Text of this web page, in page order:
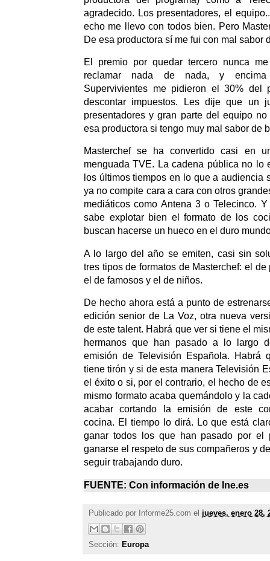
agradecido. Los presentadores, el
echo me llevo con todos bien. Pero
De esa productora sí me fui con mal sabor
El premio por quedar tercero nunca
reclamar nada de nada, y
Supervivientes me pidieron el 30% del
descontar impuestos. Les dije que un
presentadores y gran parte del equipo
esa productora si tengo muy mal sabor de
Masterchef se ha convertido casi en
menguada TVE. La cadena pública no lo
los últimos tiempos en lo que a audiencia
ya no compite cara a cara con otros
mediáticos como Antena 3 o Telecinco.
sabe explotar bien el formato de los
buscan hacerse un hueco en el duro
A lo largo del año se emiten, casi sin
tres tipos de formatos de Masterchef: el de
el de famosos y el de niños.
De hecho ahora está a punto de
edición senior de La Voz, otra nueva
de este talent. Habrá que ver si tiene el
hermanos que han pasado a lo largo
emisión de Televisión Española. Habrá
tiene tirón y si de esta manera Televisión
el éxito o si, por el contrario, el hecho de
mismo formato acaba quemándolo y la
acabar cortando la emisión de este
cocina. El tiempo lo dirá. Lo que está
ganar todos los que han pasado por el
ganarse el respeto de sus compañeros y
seguir trabajando duro.
FUENTE: Con información de lne.es
Publicado por Informe25.com el jueves, enero 28,
Sección: Europa